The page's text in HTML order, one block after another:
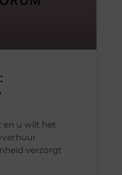
en u wilt het
verzorgt